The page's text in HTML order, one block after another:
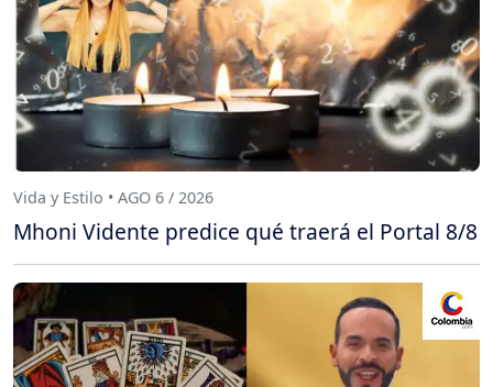
Vida y Estilo • AGO 6 / 2026
Mhoni Vidente predice qué traerá el Portal 8/8